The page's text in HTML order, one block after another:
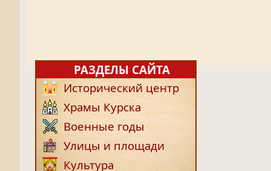
РАЗДЕЛЫ САЙТА
Исторический центр
Храмы Курска
Военные годы
Улицы и площади
Культура